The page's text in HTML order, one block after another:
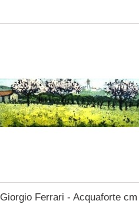
Giorgio Ferrari - Acquaforte cm